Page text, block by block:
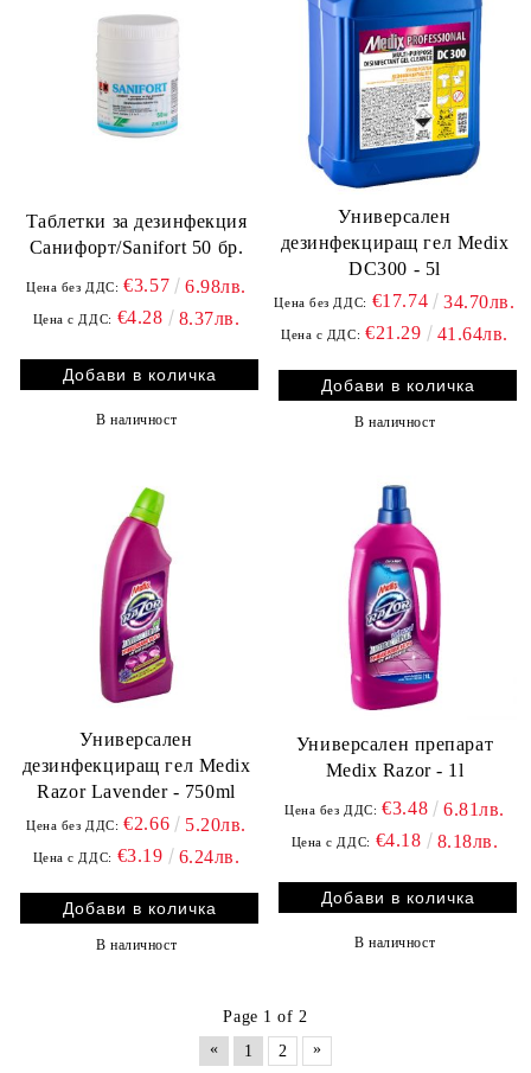
Таблетки за дезинфекция
Санифорт/Sanifort 50 бр.
Цена без ДДС: €3.57 6.98лв.
Цена с ДДС: €4.28 8.37лв.
В наличност
Универсален
дезинфекциращ гел Medix
DC300 - 5l
Цена без ДДС: €17.74 34.70лв.
Цена с ДДС: €21.29 41.64лв.
В наличност
Универсален
дезинфекциращ гел Medix
Razor Lavender - 750ml
Цена без ДДС: €2.66 5.20лв.
Цена с ДДС: €3.19 6.24лв.
В наличност
Универсален препарат
Medix Razor - 1l
Цена без ДДС: €3.48 6.81лв.
Цена с ДДС: €4.18 8.18лв.
В наличност
Page 1 of 2
«
1 2 »